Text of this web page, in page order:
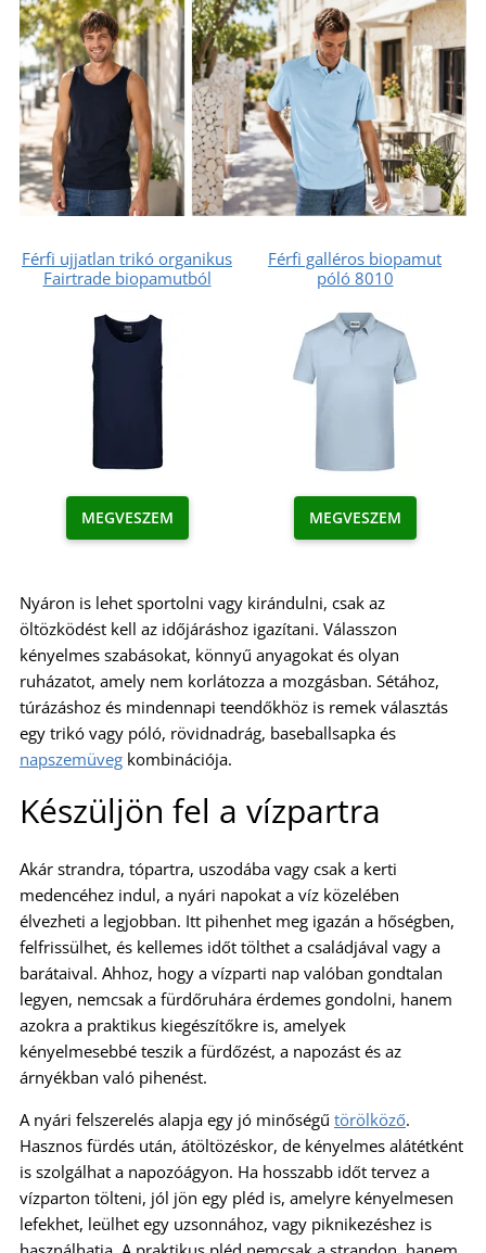
Férfi ujjatlan trikó organikus
Fairtrade biopamutból
Férfi galléros biopamut
póló 8010
MEGVESZEM MEGVESZEM
Nyáron is lehet sportolni vagy kirándulni, csak az
öltözködést kell az időjáráshoz igazítani. Válasszon
kényelmes szabásokat, könnyű anyagokat és olyan
ruházatot, amely nem korlátozza a mozgásban. Sétához,
túrázáshoz és mindennapi teendőkhöz is remek választás
egy trikó vagy póló, rövidnadrág, baseballsapka és
napszemüveg kombinációja.
Készüljön fel a vízpartra
Akár strandra, tópartra, uszodába vagy csak a kerti
medencéhez indul, a nyári napokat a víz közelében
élvezheti a legjobban. Itt pihenhet meg igazán a hőségben,
felfrissülhet, és kellemes időt tölthet a családjával vagy a
barátaival. Ahhoz, hogy a vízparti nap valóban gondtalan
legyen, nemcsak a fürdőruhára érdemes gondolni, hanem
azokra a praktikus kiegészítőkre is, amelyek
kényelmesebbé teszik a fürdőzést, a napozást és az
árnyékban való pihenést.
A nyári felszerelés alapja egy jó minőségű törölköző.
Hasznos fürdés után, átöltözéskor, de kényelmes alátétként
is szolgálhat a napozóágyon. Ha hosszabb időt tervez a
vízparton tölteni, jól jön egy pléd is, amelyre kényelmesen
lefekhet, leülhet egy uzsonnához, vagy piknikezéshez is